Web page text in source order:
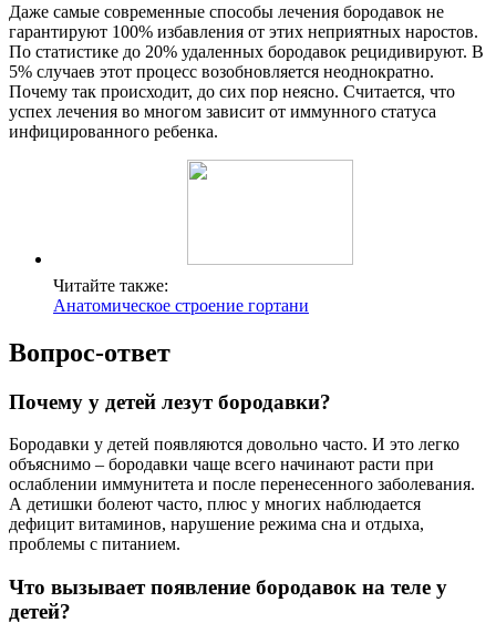
Даже самые современные способы лечения бородавок не
гарантируют 100% избавления от этих неприятных наростов.
По статистике до 20% удаленных бородавок рецидивируют. В
5% случаев этот процесс возобновляется неоднократно.
Почему так происходит, до сих пор неясно. Считается, что
успех лечения во многом зависит от иммунного статуса
инфицированного ребенка.
Читайте также:
Анатомическое строение гортани
Вопрос-ответ
Почему у детей лезут бородавки?
Бородавки у детей появляются довольно часто. И это легко
объяснимо – бородавки чаще всего начинают расти при
ослаблении иммунитета и после перенесенного заболевания.
А детишки болеют часто, плюс у многих наблюдается
дефицит витаминов, нарушение режима сна и отдыха,
проблемы с питанием.
Что вызывает появление бородавок на теле у
детей?